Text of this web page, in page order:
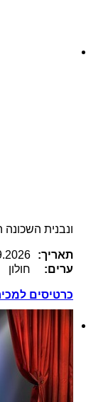
ונבנית
תאריך:
ערים:
חולון
כרטיסים